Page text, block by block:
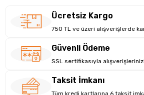
Ücretsiz Kargo
750 TL ve üzeri alışverişlerde
Güvenli Ödeme
SSL sertifikasıyla
Taksit İmkanı
Tüm kredi kartlarına 6 taksit